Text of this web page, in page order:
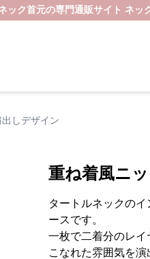
ック首元の専門通販サイト ネッ
しデザイン
重ね着風ニ
タートルネックの
ースです。
一枚で二着分のレイ
こなれた雰囲気を演